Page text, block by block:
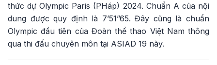
thức dự Olympic Paris (PHáp) 2024. Chuẩn A của nội
dung được quy định là 7’51”65. Đây cũng là chuẩn
Olympic đầu tiên của Đoàn thể thao Việt Nam thông
qua thi đấu chuyên môn tại ASIAD 19 này.